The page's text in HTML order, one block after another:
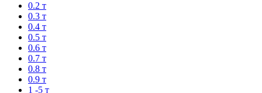
0.2 т
0.3 т
0.4 т
0.5 т
0.6 т
0.7 т
0.8 т
0.9 т
1 -5 т